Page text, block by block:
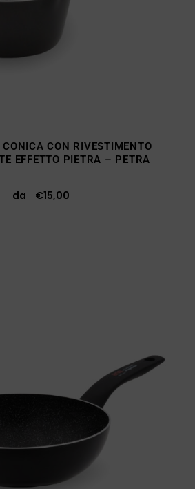
CONICA CON RIVESTIMENTO
EFFETTO PIETRA – PETRA
da €15,00